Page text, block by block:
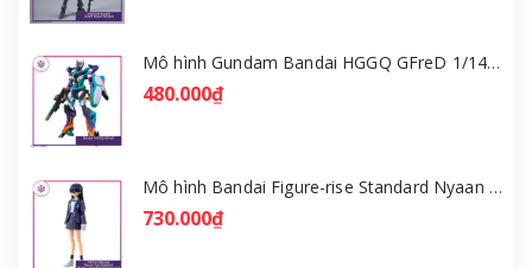
Mô hình Gundam Bandai HGGQ GFreD 1/144 [GDB] [BHG]
480.000₫
Mô hình Bandai Figure-rise Standard Nyaan - Gundam GQuuuuuuX [GDB] [FRS]
730.000₫